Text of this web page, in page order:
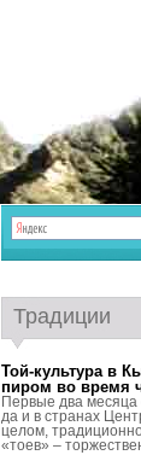
Традиции
Той-культура в
пиром во время
Первые два месяца
да и в странах
целом,
«тоев» –